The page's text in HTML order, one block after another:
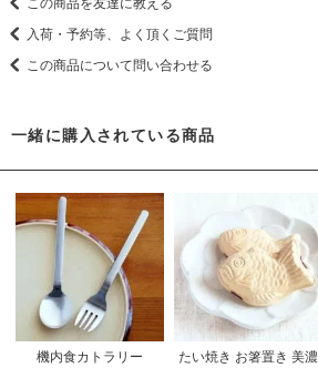
入荷・予約等、よく頂くご質問
この商品について問い合わせる
一緒に購入されている商品
機内食カトラリー
たい焼き お箸置き 美濃